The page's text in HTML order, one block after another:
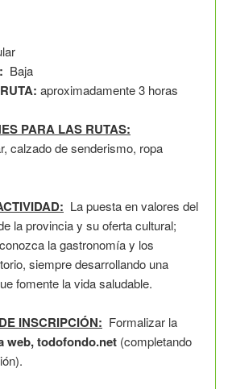
Baja
aproximadamente 3 horas
PARA LAS RUTAS:
calzado de senderismo, ropa
La puesta en valores del
la provincia y su oferta cultural;
la gastronomía y los
siempre desarrollando una
fomente la vida saludable.
INSCRIPCIÓN: Formalizar la
web, todofondo.net (completando